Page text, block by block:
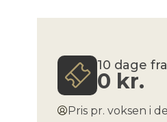
10 dage fra
0 kr.
Pris pr. voksen i